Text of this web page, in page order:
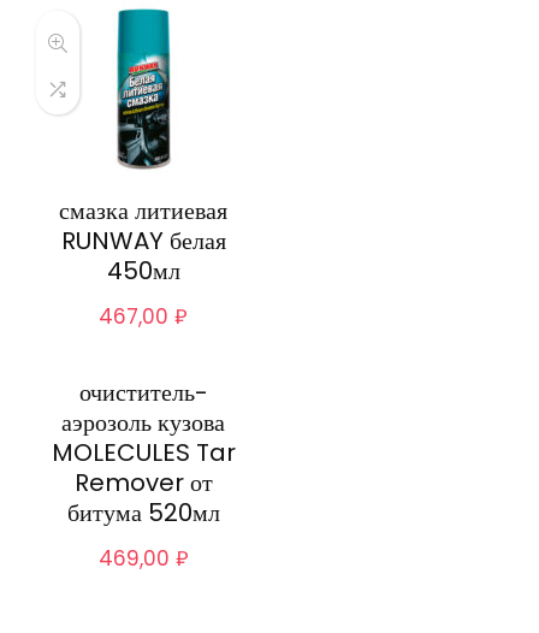
смазка литиевая
RUNWAY белая
450мл
467,00₽
очиститель-
аэрозоль кузова
MOLECULES Tar
Remover от
битума 520мл
469,00 ₽